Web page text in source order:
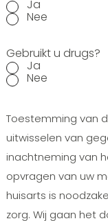
Ja
Nee
Gebruikt u drugs?
Ja
Nee
Toestemming van
uitwisselen van
inachtneming van
opvragen van uw
huisarts is
zorg. Wij gaan het